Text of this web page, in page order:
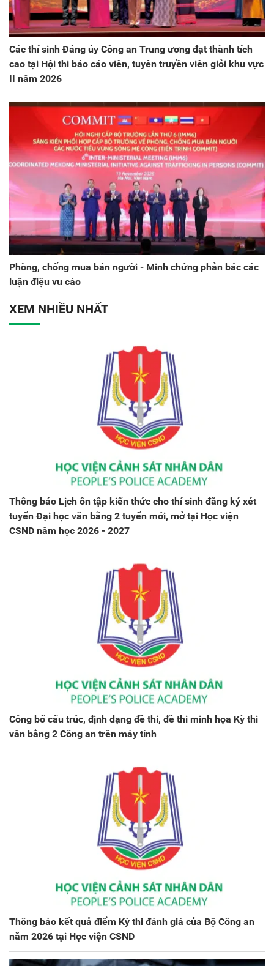
Các thí sinh Đảng ủy Công an Trung ương đạt thành tích
cao tại Hội thi báo cáo viên, tuyên truyền viên giỏi khu vực
II năm 2026
Phòng, chống mua bán người - Minh chứng phản bác các
luận điệu vu cáo
XEM NHIỀU NHẤT
Thông báo Lịch ôn tập kiến thức cho thí sinh đăng ký xét
tuyển Đại học văn bằng 2 tuyển mới, mở tại Học viện
CSND năm học 2026 - 2027
Công bố cấu trúc, định dạng đề thi, đề thi minh họa Kỳ thi
văn bằng 2 Công an trên máy tính
Thông báo kết quả điểm Kỳ thi đánh giá của Bộ Công an
năm 2026 tại Học viện CSND